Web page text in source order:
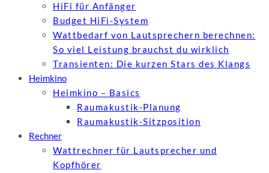
HiFi für Anfänger
Budget HiFi-System
Wattbedarf von Lautsprechern berechnen:
So viel Leistung brauchst du wirklich
Transienten: Die kurzen Stars des Klangs
Heimkino
Heimkino – Basics
Raumakustik-Planung
Raumakustik-Sitzposition
Rechner
Wattrechner für Lautsprecher und
Kopfhörer